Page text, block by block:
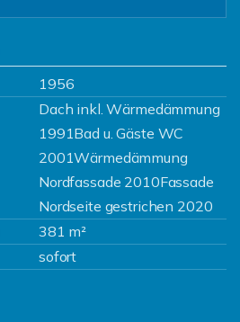
1956
Dach inkl. Wärmedämmung
1991Bad u. Gäste WC
2001Wärmedämmung
Nordfassade 2010Fassade
Nordseite gestrichen 2020
381 m²
sofort